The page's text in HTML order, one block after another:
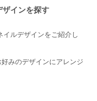
インを探す
イルデザインをご紹介し
みのデザインにアレンジ